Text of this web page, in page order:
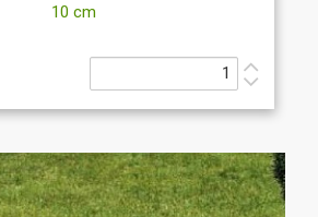
10 cm